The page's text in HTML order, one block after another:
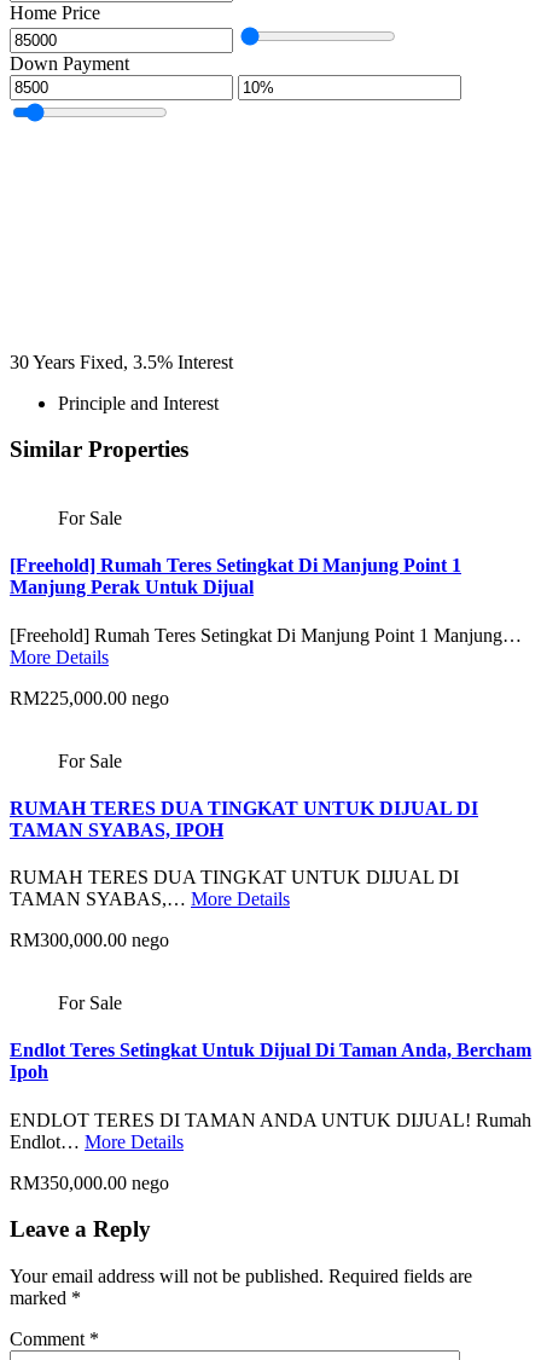
Home Price
Down Payment
30Years Fixed, 3.5% Interest
Principle and Interest
Similar Properties
For Sale
[Freehold] Rumah Teres Setingkat Di Manjung Point 1
Manjung Perak Untuk Dijual
[Freehold] Rumah Teres Setingkat Di Manjung Point 1 Manjung…
More Details
RM225,000.00 nego
For Sale
RUMAH TERES DUA TINGKAT UNTUK DIJUAL DI
TAMAN SYABAS, IPOH
RUMAH TERES DUA TINGKAT UNTUK DIJUAL DI
TAMAN SYABAS,… More Details
RM300,000.00 nego
For Sale
Endlot Teres Setingkat Untuk Dijual Di Taman Anda, Bercham
Ipoh
ENDLOT TERES DI TAMAN ANDA UNTUK DIJUAL! Rumah
Endlot… More Details
RM350,000.00 nego
Leave a Reply
Your email address will not be published. Required fields are
marked *
Comment *